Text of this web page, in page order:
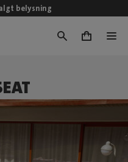
belysning
0